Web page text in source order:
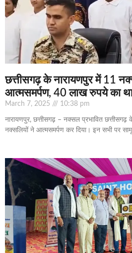
छत्तीसगढ़ के नारायणपुर में 11
आत्मसमर्पण, 40 लाख रुपये का
March 7, 2025 10:38 pm
नारायणपुर, छत्तीसगढ़ – नक्सल प्रभावित
नक्सलियों ने आत्मसमर्पण कर दिया। इन सभी पर